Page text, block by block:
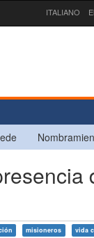
ITALIANO
misioneros vida